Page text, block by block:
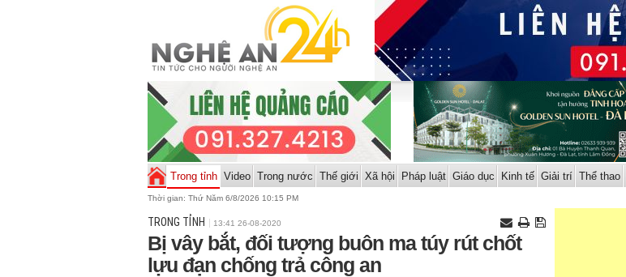
Trong tỉnh Video Trong nước Thế giới Xã hội Pháp luật Giáo dục Kinh tế Giải trí Thể thao
Thời gian: Thứ Năm 6/8/2026 10:15 PM
TRONG TỈNH 13:41 26-08-2020
Bị vây bắt, đối tượng buôn ma túy rút chốt
lựu đạn chống trả công an